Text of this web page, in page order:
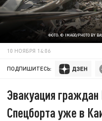
ФОТО: © IMAGO/PHOTO BY
10 НОЯБРЯ 14:06
ПОДПИШИТЕСЬ:
Эвакуация
Спецборта уже в